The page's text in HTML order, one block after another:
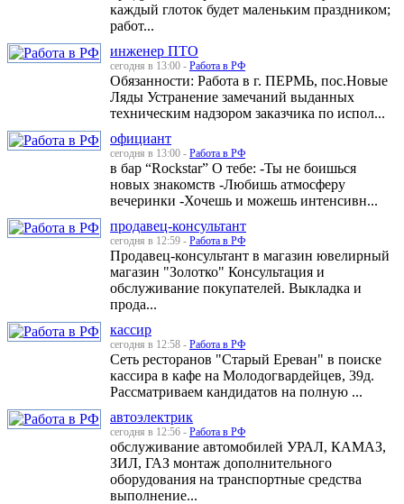
каждый глоток будет маленьким праздником;
работ...
инженер ПТО
сегодня в 13:00 - Работа в РФ
Обязанности: Работа в г. ПЕРМЬ, пос.Новые
Ляды Устранение замечаний выданных
техническим надзором заказчика по испол...
официант
сегодня в 13:00 - Работа в РФ
в бар “Rockstar” О тебе: -Ты не боишься
новых знакомств -Любишь атмосферу
вечеринки -Хочешь и можешь интенсивн...
продавец-консультант
сегодня в 12:59 - Работа в РФ
Продавец-консультант в магазин ювелирный
магазин "Золотко" Консультация и
обслуживание покупателей. Выкладка и
прода...
кассир
сегодня в 12:58 - Работа в РФ
Сеть ресторанов "Старый Ереван" в поиске
кассира в кафе на Молодогвардейцев, 39д.
Рассматриваем кандидатов на полную ...
автоэлектрик
сегодня в 12:56 - Работа в РФ
обслуживание автомобилей УРАЛ, КАМАЗ,
ЗИЛ, ГАЗ монтаж дополнительного
оборудования на транспортные средства
выполнение...